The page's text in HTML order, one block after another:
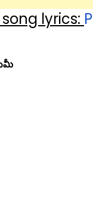
lyrics: